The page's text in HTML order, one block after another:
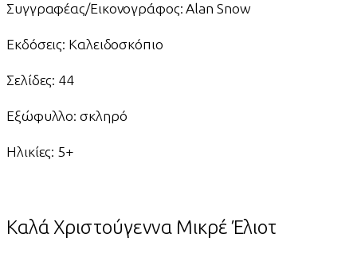
Συγγραφέας/Εικονογράφος: Alan Snow
Εκδόσεις: Καλειδοσκόπιο
Σελίδες: 44
Εξώφυλλο: σκληρό
Ηλικίες: 5+
Καλά Χριστούγεννα Μικρέ Έλιοτ